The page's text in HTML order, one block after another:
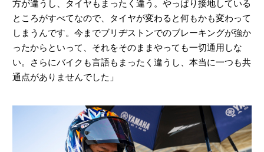
方が違うし、タイヤもまったく違う。やっぱり接地している
ところがすべてなので、タイヤが変わると何もかも変わって
しまうんです。今までブリヂストンでのブレーキングが強か
ったからといって、それをそのままやっても一切通用しな
い。さらにバイクも言語もまったく違うし、本当に一つも共
通点がありませんでした」